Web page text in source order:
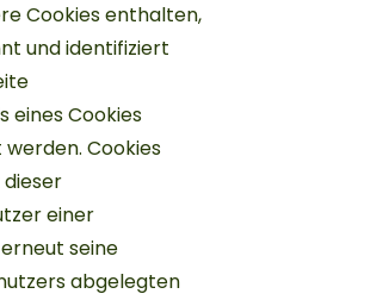
Cookies enthalten,
und identifiziert
eines Cookies
Cookies
einer
seine
abgelegten